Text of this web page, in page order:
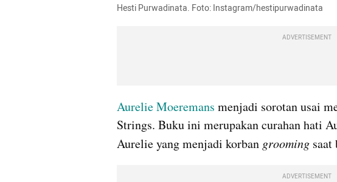
Hesti Purwadinata. Foto: Instagram/hestipurwadinata
ADVERTISEMENT
Aurelie Moeremans menjadi sorotan usai
Strings. Buku ini merupakan curahan hati
Aurelie yang menjadi korban grooming saat
ADVERTISEMENT